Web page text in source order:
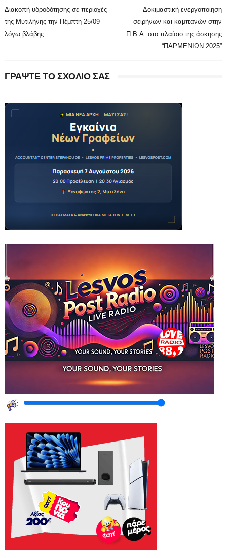
Δοκιμαστική ενεργοποίηση
σειρήνων και καμπανών στην
Π.Β.Α. στο πλαίσιο της άσκησης
“ΠΑΡΜΕΝΙΩΝ 2025”
Διακοπή υδροδότησης σε περιοχές
της Μυτιλήνης την Πέμπτη 25/09
λόγω βλάβης
ΓΡΑΨΤΕ ΤΟ ΣΧΟΛΙΟ ΣΑΣ